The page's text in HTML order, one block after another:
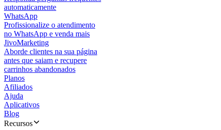
automaticamente
WhatsApp
Profissionalize o atendimento
no WhatsApp e venda mais
JivoMarketing
Aborde clientes na sua página
antes que saiam e recupere
carrinhos abandonados
Planos
Afiliados
Ajuda
Aplicativos
Blog
Recursos